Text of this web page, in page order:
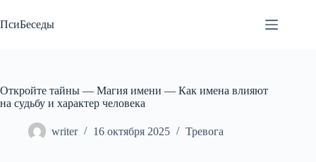
к
сути
ПсиБеседы
Откройте тайны — Магия имени — Как имена влияют
на судьбу и характер человека
writer 16 октября 2025 Тревога